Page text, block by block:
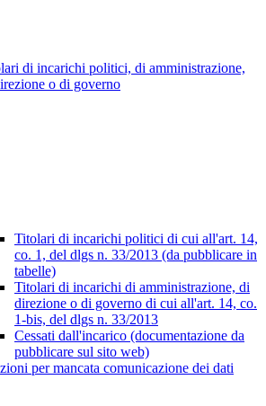
di incarichi politici, di amministrazione,
o di governo
Titolari di incarichi politici di cui all'art. 14,
co. 1, del dlgs n. 33/2013 (da pubblicare in
tabelle)
Titolari di incarichi di amministrazione, di
direzione o di governo di cui all'art. 14, co.
1-bis, del dlgs n. 33/2013
Cessati dall'incarico (documentazione da
pubblicare sul sito web)
per mancata comunicazione dei dati